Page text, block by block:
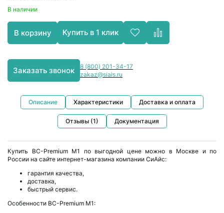
В наличии
В корзину Купить в 1 клик
Заказать звонок
8 (800) 201-34-17
zakaz@siais.ru
Описание Характеристики Доставка и оплата
Отзывы (1) Документация
Купить BC-Premium M1 по выгодной цене можно в Москве и по
России на сайте интернет-магазина компании СиАйс:
гарантия качества,
доставка,
быстрый сервис.
Особенности BC-Premium M1: